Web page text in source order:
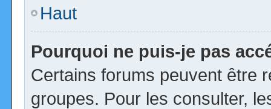
Haut
Pourquoi ne puis-je pas
Certains forums peuvent être
groupes. Pour les consulter,